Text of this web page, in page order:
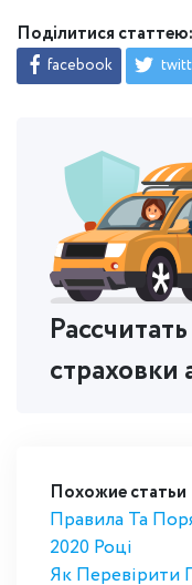
страховки
Похожие статьи
Правила Та
2020 Році
Як
Поділитися статтею:
facebook